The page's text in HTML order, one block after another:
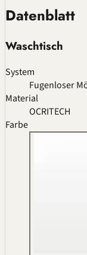
Datenblatt
Waschtisch
System
Fugenloser
Material
OCRITECH
Farbe